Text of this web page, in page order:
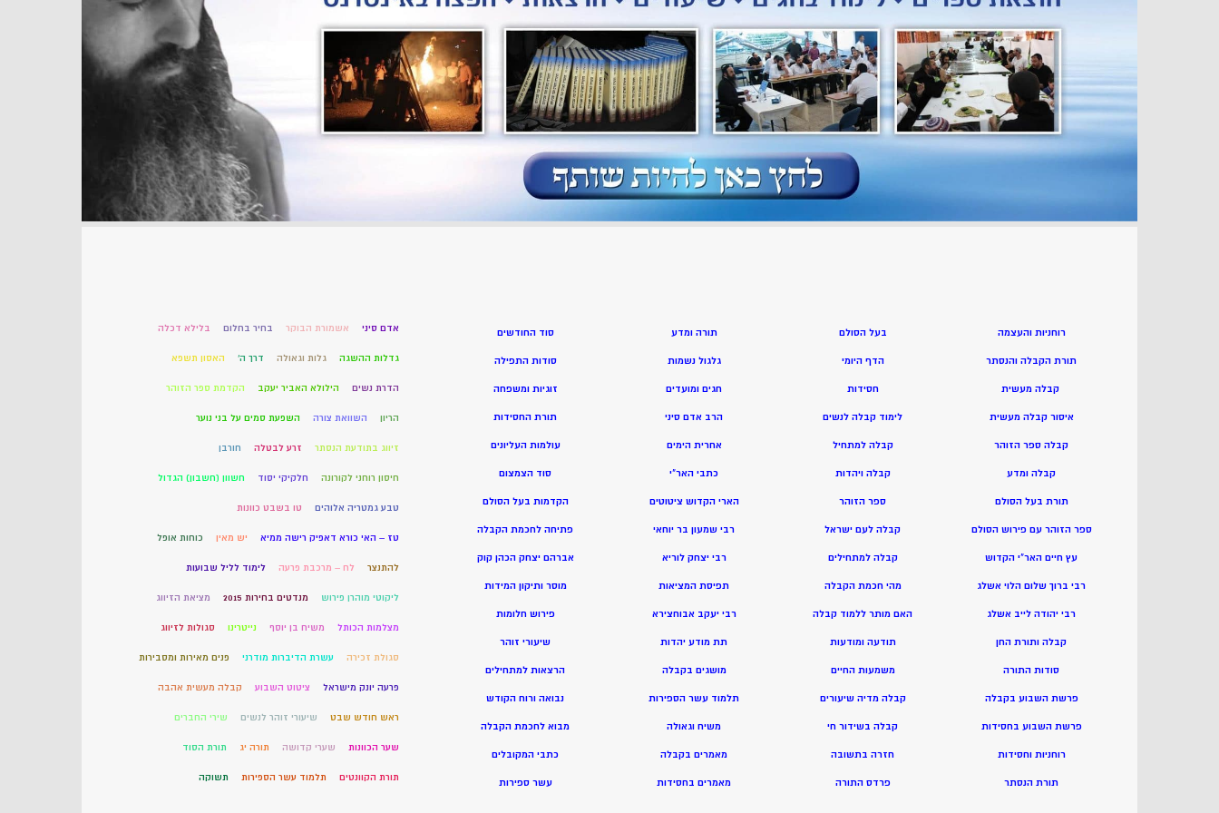
אדם סיני אשמורת הבוקר בחיר בחלום בלילא דכלה
גדלות ההשגה גלות וגאולה דרך ה' האסון תשפא
הדרת נשים הילולא האביר יעקב הקדמת ספר הזוהר
הריון השוואת צורה השפעת סמים על בני נוער
זיווג בתודעת הנסתר זרע לבטלה חורבן
חיסון רוחני לקורונה חלקיקי יסוד חשוון (חשבון) הגדול
טבע גמטריה אלוהים טו בשבט כוונות
טז – האי כורא דאפיק רישה ממיא יש מאין כוחות אופל
להתנצר לח – מרכבת פרעה לימוד לליל שבועות
ליקוטי מוהרן פירוש מנדטים בחירות 2015 מציאת הזיווג
מצלמות הכותל משיח בן יוסף נייטרינו סגולות לזיווג
סגולת זכירה עשרת הדיברות מודרני פנים מאירות ומסבירות
פרעה יונק מישראל ציטוט השבוע קבלה מעשית אהבה
ראש חודש שבט שיעורי זוהר לנשים שירי החברים
שער הכוונות שערי קדושה תורה יג תורת הסוד
תורת הקוונטים תלמוד עשר הספירות תשוקה
סוד החודשים
סודות התפילה
זוגיות ומשפחה
תורת החסידות
עולמות העליונים
סוד הצמצום
הקדמות בעל הסולם
פתיחה לחכמת הקבלה
אברהם יצחק הכהן קוק
מוסר ותיקון המידות
פירוש חלומות
שיעורי זוהר
הרצאות למתחילים
נבואה ורוח הקודש
מבוא לחכמת הקבלה
כתבי המקובלים
עשר ספירות
תורה ומדע
גלגול נשמות
חגים ומועדים
הרב אדם סיני
אחרית הימים
כתבי האר”י
הארי הקדוש ציטוטים
רבי שמעון בר יוחאי
רבי יצחק לוריא
תפיסת המציאות
רבי יעקב אבוחצירא
תת מודע יהדות
מושגים בקבלה
תלמוד עשר הספירות
משיח וגאולה
מאמרים בקבלה
מאמרים בחסידות
בעל הסולם
הדף היומי
חסידות
לימוד קבלה לנשים
קבלה למתחיל
קבלה ויהדות
ספר הזוהר
קבלה לעם ישראל
קבלה למתחילים
מהי חכמת הקבלה
האם מותר ללמוד קבלה
תודעה ומודעות
משמעות החיים
קבלה מדיה שיעורים
קבלה בשידור חי
חזרה בתשובה
פרדס התורה
רוחניות והעצמה
תורת הקבלה והנסתר
קבלה מעשית
איסור קבלה מעשית
קבלה ספר הזוהר
קבלה ומדע
תורת בעל הסולם
ספר הזוהר עם פירוש הסולם
עץ חיים האר”י הקדוש
רבי ברוך שלום הלוי אשלג
רבי יהודה לייב אשלג
קבלה ותורת החן
סודות התורה
פרשת השבוע בקבלה
פרשת השבוע בחסידות
רוחניות וחסידות
תורת הנסתר